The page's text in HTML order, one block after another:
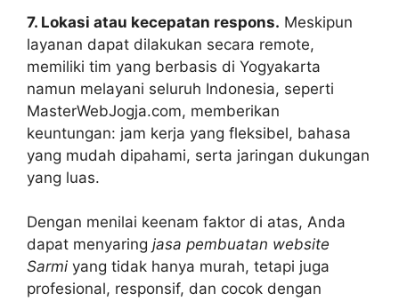
7. Lokasi atau kecepatan respons. Meskipun
layanan dapat dilakukan secara remote,
memiliki tim yang berbasis di Yogyakarta
namun melayani seluruh Indonesia, seperti
MasterWebJogja.com, memberikan
keuntungan: jam kerja yang fleksibel, bahasa
yang mudah dipahami, serta jaringan dukungan
yang luas.
Dengan menilai keenam faktor di atas, Anda
dapat menyaring jasa pembuatan website
Sarmi yang tidak hanya murah, tetapi juga
profesional, responsif, dan cocok dengan